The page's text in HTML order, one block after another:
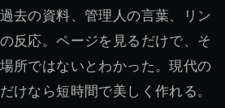
去の資料、管理人の言葉、リン
反応。ページを見るだけで、そ
所ではないとわかった。現代の
けなら短時間で美しく作れる。